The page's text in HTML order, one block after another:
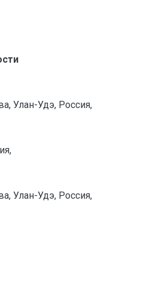
Улан-Удэ, Россия,
Улан-Удэ, Россия,